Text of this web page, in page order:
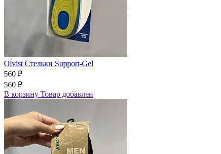
Olvist Стельки Support-Gel
560 ₽
560 ₽
В корзину Товар добавлен